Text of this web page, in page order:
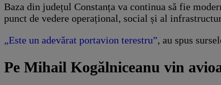
Baza din județul Constanța va continua să fie
punct de vedere operațional, social și al
„Este un adevărat portavion terestru”, au spus
Pe Mihail Kogălniceanu vin